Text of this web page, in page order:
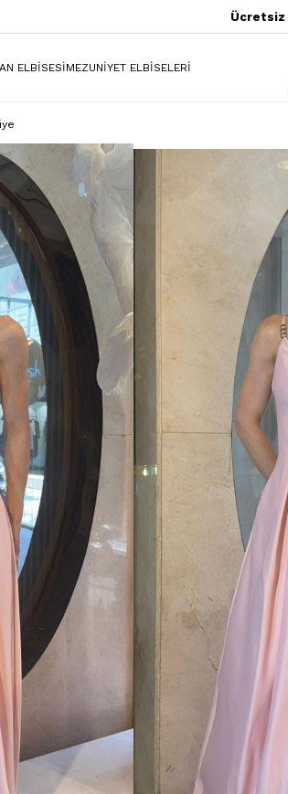
Ücretsiz
ELBİSESİMEZUNİYET ELBİSELERİ